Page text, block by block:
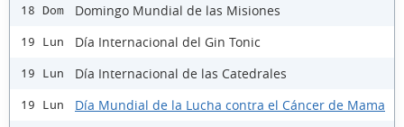
18 Dom Domingo Mundial de las Misiones
19 Lun Día Internacional del Gin Tonic
19 Lun Día Internacional de las Catedrales
19 Lun Día Mundial de la Lucha contra el Cáncer de Mama